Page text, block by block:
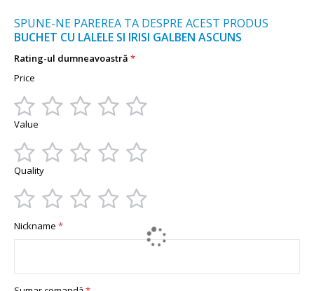
SPUNE-NE PAREREA TA DESPRE ACEST PRODUS
BUCHET CU LALELE SI IRISI GALBEN ASCUNS
Rating-ul dumneavoastră
Price
1
2
3
4
5
Value
1
2
3
4
5
Quality
star
stars
stars
stars
stars
Nickname